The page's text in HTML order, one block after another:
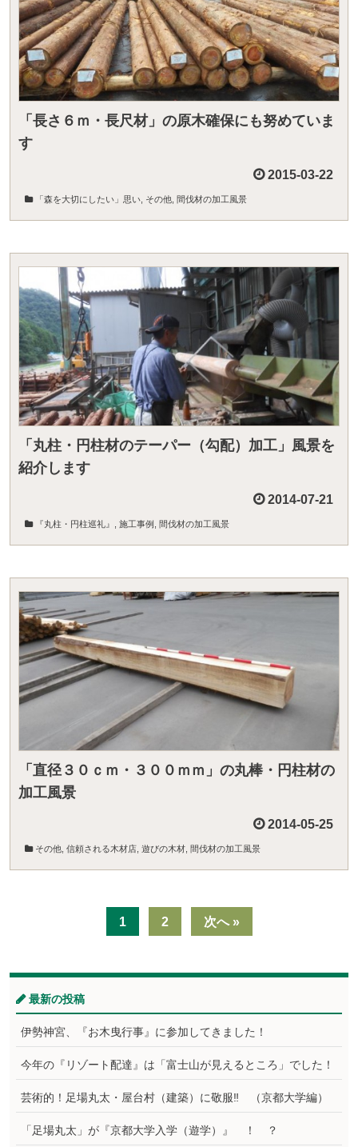
「長さ６ｍ・長尺材」の原木確保にも努めていま
す
2015-03-22
「森を大切にしたい」思い その他 間伐材の加工風景
「丸柱・円柱材のテーパー（勾配）加工」風景を
紹介します
2014-07-21
『丸柱・円柱巡礼』 施工事例 間伐材の加工風景
「直径３０ｃｍ・３００ｍｍ」の丸棒・円柱材の
加工風景
2014-05-25
その他 信頼される木材店 遊びの木材 間伐材の加工風景
1 2 次へ »
最新の投稿
伊勢神宮、『お木曳行事』に参加してきました！
今年の『リゾート配達』は「富士山が見えるところ」でした！
芸術的！足場丸太・屋台村（建築）に敬服‼ （京都大学編）
「足場丸太」が『京都大学入学（遊学）』 ！ ？